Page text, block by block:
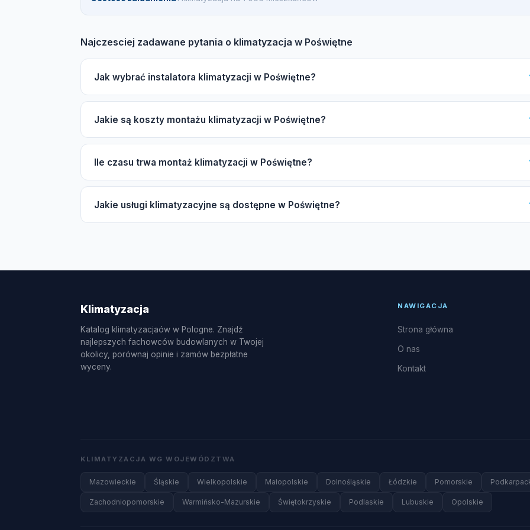
Najczesciej zadawane pytania o klimatyzacja w Poświętne
Jak wybrać instalatora klimatyzacji w Poświętne?
ubezpieczenie OC, autoryzacje producentów Daikin/Mitsubishi/Samsung, gwarancję oraz opinie. Nasz katalog
Jakie są koszty montażu klimatyzacji w Poświętne?
(split lub multi-split), marki (ekonomiczna lub premium) oraz długości instalacji miedzianej. Zachęcamy do
Ile czasu trwa montaż klimatyzacji w Poświętne?
to 1-3 dni. W sezonie wiosenno-letnim czas oczekiwania może się wydłużyć.
Jakie usługi klimatyzacyjne są dostępne w Poświętne?
uzupełnianie czynnika R32.
Klimatyzacja
Katalog klimatyzacjaów w Pologne. Znajdź
najlepszych fachowców budowlanych w Twojej
okolicy, porównaj opinie i zamów bezpłatne
wyceny.
NAWIGACJA
Strona główna
O nas
Kontakt
KLIMATYZACJA WG WOJEWÓDZTWA
Mazowieckie Śląskie Wielkopolskie Małopolskie Dolnośląskie Łódzkie Pomorskie
Zachodniopomorskie Warmińsko-Mazurskie Świętokrzyskie Podlaskie Lubuskie Opolskie